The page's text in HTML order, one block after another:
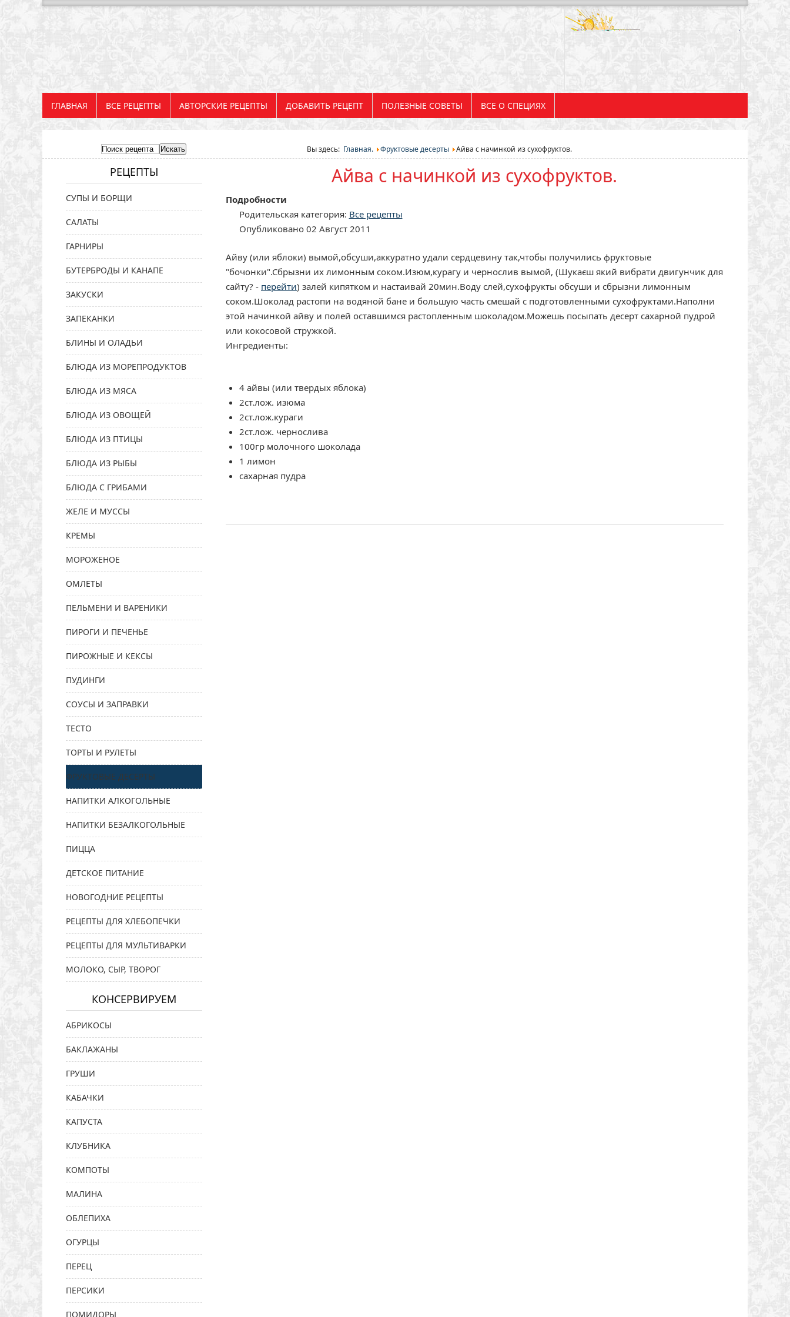
ГЛАВНАЯ ВСЕ РЕЦЕПТЫ АВТОРСКИЕ РЕЦЕПТЫ ДОБАВИТЬ РЕЦЕПТ ПОЛЕЗНЫЕ СОВЕТЫ ВСЕ О СПЕЦИЯХ
Вы здесь: Главная. Фруктовые десерты Айва с начинкой из сухофруктов.
РЕЦЕПТЫ
СУПЫ И БОРЩИ
САЛАТЫ
ГАРНИРЫ
БУТЕРБРОДЫ И КАНАПЕ
ЗАКУСКИ
ЗАПЕКАНКИ
БЛИНЫ И ОЛАДЬИ
БЛЮДА ИЗ МОРЕПРОДУКТОВ
БЛЮДА ИЗ МЯСА
БЛЮДА ИЗ ОВОЩЕЙ
БЛЮДА ИЗ ПТИЦЫ
БЛЮДА ИЗ РЫБЫ
БЛЮДА С ГРИБАМИ
ЖЕЛЕ И МУССЫ
КРЕМЫ
МОРОЖЕНОЕ
ОМЛЕТЫ
ПЕЛЬМЕНИ И ВАРЕНИКИ
ПИРОГИ И ПЕЧЕНЬЕ
ПИРОЖНЫЕ И КЕКСЫ
ПУДИНГИ
СОУСЫ И ЗАПРАВКИ
ТЕСТО
ТОРТЫ И РУЛЕТЫ
ФРУКТОВЫЕ ДЕСЕРТЫ
НАПИТКИ АЛКОГОЛЬНЫЕ
НАПИТКИ БЕЗАЛКОГОЛЬНЫЕ
ПИЦЦА
ДЕТСКОЕ ПИТАНИЕ
НОВОГОДНИЕ РЕЦЕПТЫ
РЕЦЕПТЫ ДЛЯ ХЛЕБОПЕЧКИ
РЕЦЕПТЫ ДЛЯ МУЛЬТИВАРКИ
МОЛОКО, СЫР, ТВОРОГ
КОНСЕРВИРУЕМ
АБРИКОСЫ
БАКЛАЖАНЫ
ГРУШИ
КАБАЧКИ
КАПУСТА
КЛУБНИКА
КОМПОТЫ
МАЛИНА
ОБЛЕПИХА
ОГУРЦЫ
ПЕРЕЦ
ПЕРСИКИ
ПОМИДОРЫ
Айва с начинкой из сухофруктов.
Подробности
Родительская категория: Все рецепты
Опубликовано 02 Август 2011
Айву (или яблоки) вымой,обсуши,аккуратно удали сердцевину так,чтобы получились фруктовые
"бочонки".Сбрызни их лимонным соком.Изюм,курагу и чернослив вымой, (Шукаєш який вибрати двигунчик для
сайту? - перейти) залей кипятком и настаивай 20мин.Воду слей,сухофрукты обсуши и сбрызни лимонным
соком.Шоколад растопи на водяной бане и большую часть смешай с подготовленными сухофруктами.Наполни
этой начинкой айву и полей оставшимся растопленным шоколадом.Можешь посыпать десерт сахарной пудрой
или кокосовой стружкой.
Ингредиенты:
4 айвы (или твердых яблока)
2ст.лож. изюма
2ст.лож.кураги
2ст.лож. чернослива
100гр молочного шоколада
1 лимон
сахарная пудра